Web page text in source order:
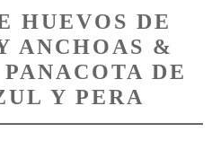
HUEVOS DE
ANCHOAS &
DE
Y PERA